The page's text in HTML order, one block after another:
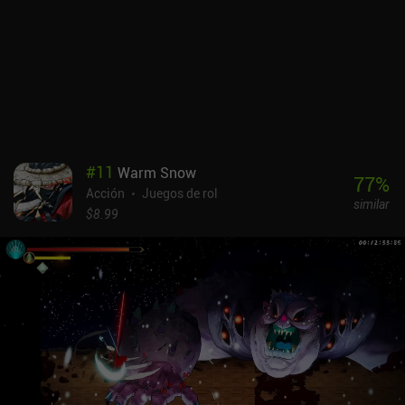
#11 Warm Snow
Acción
Juegos de rol
$8.99
77%
similar